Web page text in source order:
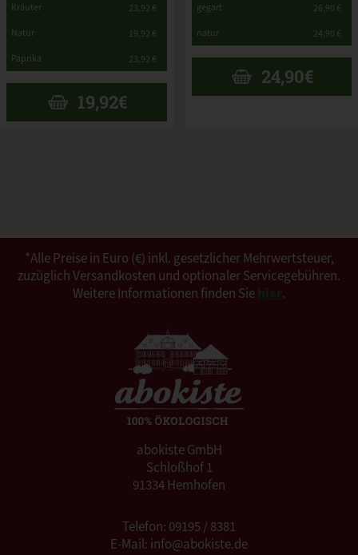
Kräuter 23,92 €
Natur 19,92 €
Paprika 23,92 €
19,92€
gegart 26,90 €
natur 24,90 €
24,90€
*Alle Preise in Euro (€) inkl. gesetzlicher Mehrwertsteuer,
zuzüglich Versandkosten und optionaler Servicegebühren.
Weitere Informationen finden Sie
.
abokiste GmbH
Schloßhof 1
91334 Hemhofen
Telefon: 09195 / 8381
E-Mail: info@abokiste.de